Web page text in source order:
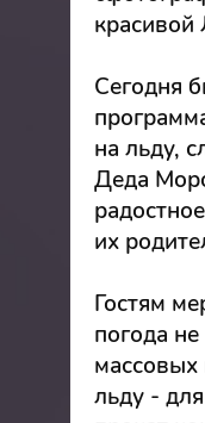
Сегодня
на льду,
Деда
их
Гостям
погода
массовых
льду -